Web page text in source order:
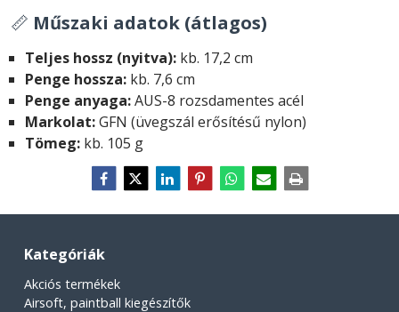
📏 Műszaki adatok (átlagos)
Teljes hossz (nyitva): kb. 17,2 cm
Penge hossza: kb. 7,6 cm
Penge anyaga:AUS-8 rozsdamentes acél
Markolat:GFN (üvegszál erősítésű nylon)
Tömeg: kb. 105 g
Kategóriák
Akciós termékek
Airsoft, paintball kiegészítők